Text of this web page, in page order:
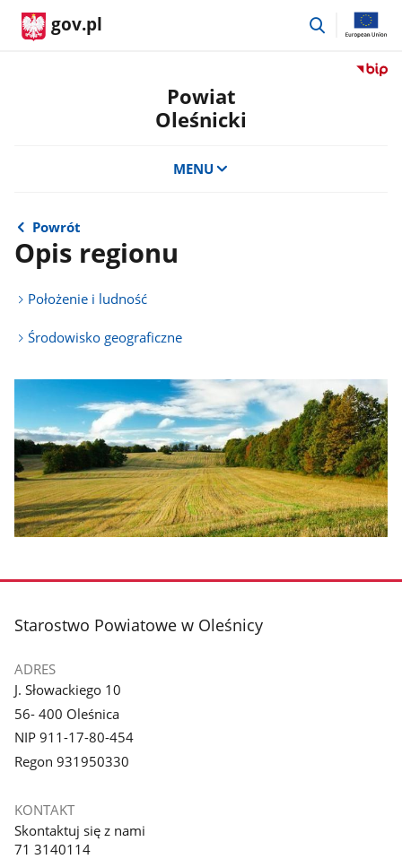
gov.pl
przejdź
Przejdź
Powiat
Oleśnicki
MENU
Powrót
Opis regionu
Położenie i ludność
Środowisko geograficzne
stopka
Starostwo Powiatowe w Oleśnicy
ADRES
J. Słowackiego 10
56- 400 Oleśnica
NIP 911-17-80-454
Regon 931950330
KONTAKT
Skontaktuj się z nami
71 3140114